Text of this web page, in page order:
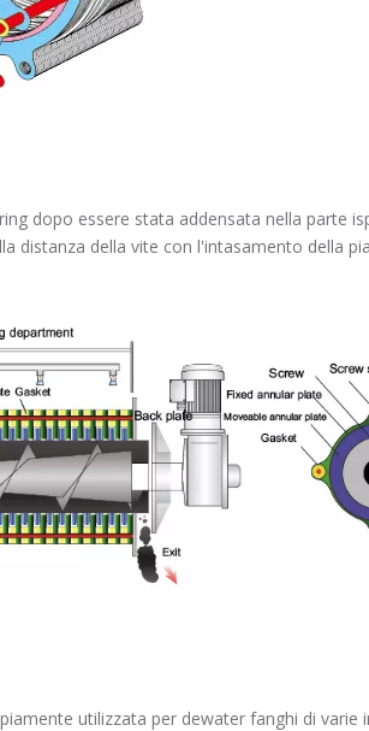
dopo essere stata addensata nella parte
distanza della vite con l'intasamento della
utilizzata per dewater fanghi di